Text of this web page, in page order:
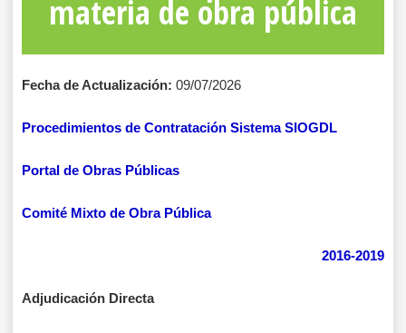
materia de obra pública
Fecha de Actualización: 09/07/2026
Procedimientos de Contratación Sistema SIOGDL
Portal de Obras Públicas
Comité Mixto de Obra Pública
2016-2019
Adjudicación Directa